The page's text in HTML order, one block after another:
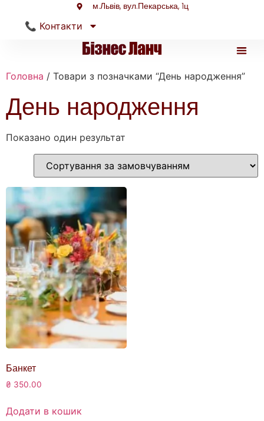
м.Львів, вул.Пекарська, 1ц
📞 Контакти
Головна / Товари з позначками “День народження”
День народження
Показано один результат
Банкет
₴ 350.00
Додати в кошик